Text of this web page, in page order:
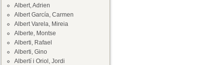
Albert, Adrien
Albert García, Carmen
Albert Varela, Mireia
Alberte, Montse
Alberti, Rafael
Alberti, Gino
Albertí i Oriol, Jordi